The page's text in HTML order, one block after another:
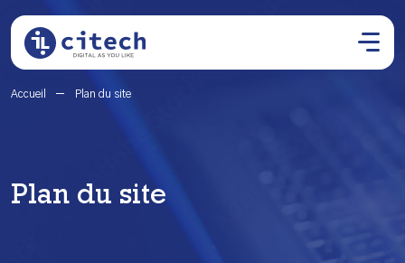
Accueil Plan du site
Plan du site